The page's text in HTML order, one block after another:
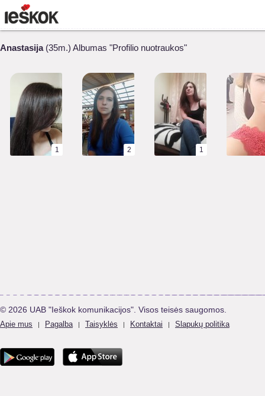
Anastasija(35m.) Albumas "Profilio nuotraukos"
1 2 1
© 2026 UAB "Ieškok komunikacijos". Visos teisės saugomos.
Apie mus | Pagalba | Taisyklės | Kontaktai | Slapukų politika